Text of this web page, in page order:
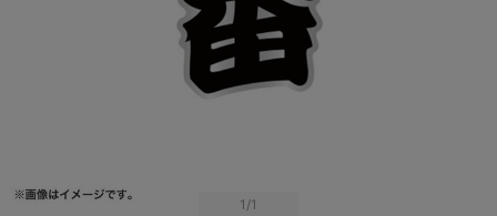
1 /1